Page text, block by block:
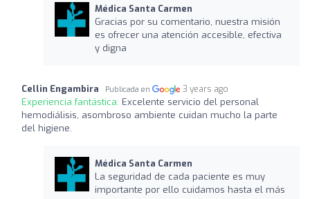
Médica Santa Carmen
Gracias por su comentario, nuestra misión
es ofrecer una atención accesible, efectiva
y digna
Cellin Engambira Publicada en 3 years ago
Experiencia fantástica: Excelente servicio del personal
hemodiálisis, asombroso ambiente cuidan mucho la parte
del higiene.
Médica Santa Carmen
La seguridad de cada paciente es muy
importante por ello cuidamos hasta el más